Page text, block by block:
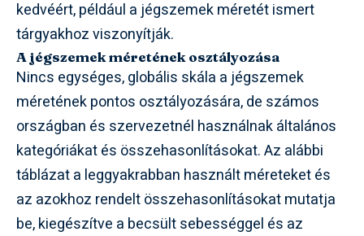
kedvéért, például a jégszemek méretét ismert
tárgyakhoz viszonyítják.
A jégszemek méretének osztályozása
Nincs egységes, globális skála a jégszemek
méretének pontos osztályozására, de számos
országban és szervezetnél használnak általános
kategóriákat és összehasonlításokat. Az alábbi
táblázat a leggyakrabban használt méreteket és
az azokhoz rendelt összehasonlításokat mutatja
be, kiegészítve a becsült sebességgel és az